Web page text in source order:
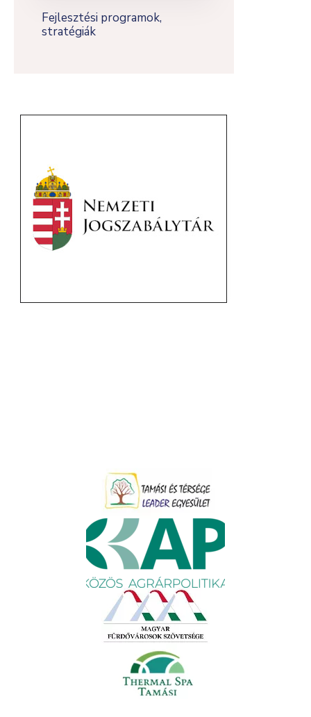
Fejlesztési programok,
stratégiák